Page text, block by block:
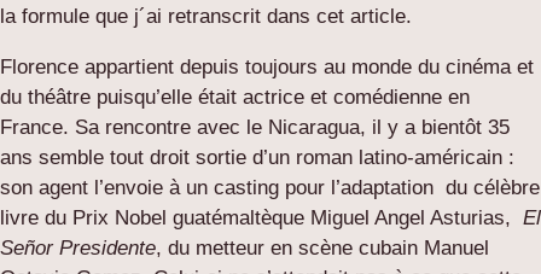
la formule que j´ai retranscrit dans cet article.
Florence appartient depuis toujours au monde du cinéma et
du théâtre puisqu’elle était actrice et comédienne en
France. Sa rencontre avec le Nicaragua, il y a bientôt 35
ans semble tout droit sortie d’un roman latino-américain :
son agent l’envoie à un casting pour l’adaptation du célèbre
livre du Prix Nobel guatémaltèque Miguel Angel Asturias, El
Señor Presidente, du metteur en scène cubain Manuel